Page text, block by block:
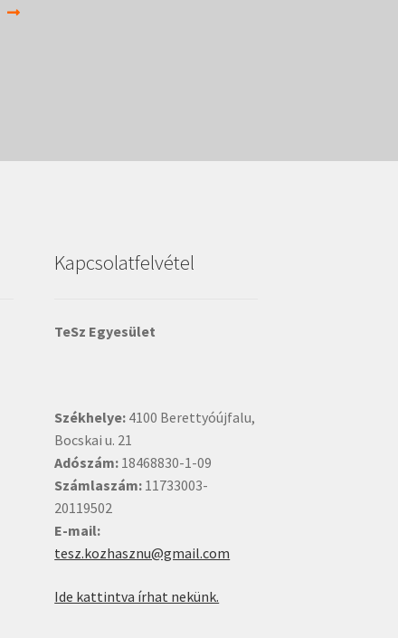
Kapcsolatfelvétel
TeSz Egyesület
Székhelye: 4100 Berettyóújfalu,
Bocskai u. 21
Adószám: 18468830-1-09
Számlaszám: 11733003-
20119502
E-mail:
tesz.kozhasznu@gmail.com
Ide kattintva írhat nekünk.